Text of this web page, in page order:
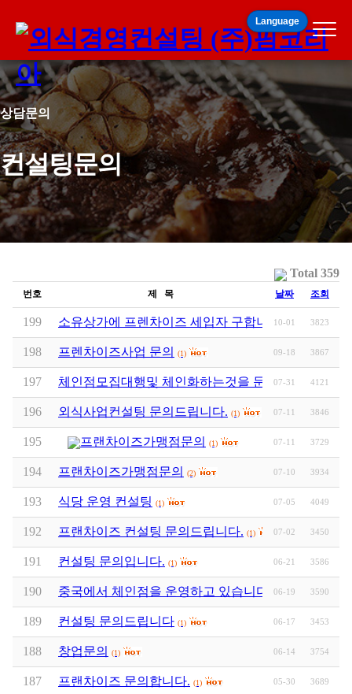
Language
상담문의
컨설팅문의
Total 359
번호 제 목 날짜 조회
199 소유상가에 프렌차이즈 세입자 구합니다. (1)
10-01 3823
198 프렌차이즈사업 문의 (1) 09-18 3867
197 체인점모집대행및 체인화하는것을 문의드립니다
07-31 4121
196 외식사업컨설팅 문의드립니다. (1) 07-11 3846
195 프랜차이즈가맹점문의 (1) 07-11 3729
194 프랜차이즈가맹점문의 (2) 07-10 3934
193 식당 운영 컨설팅 (1) 07-05 4049
192 프랜차이즈 컨설팅 문의드립니다. (1) 07-02 3450
191 컨설팅 문의입니다. (1) 06-21 3586
190 중국에서 체인점을 운영하고 있습니다. (1)
06-19 3590
189 컨설팅 문의드립니다 (1) 06-17 3453
188 창업문의 (1) 06-14 3754
187 프랜차이즈 문의합니다. (1) 05-30 3689